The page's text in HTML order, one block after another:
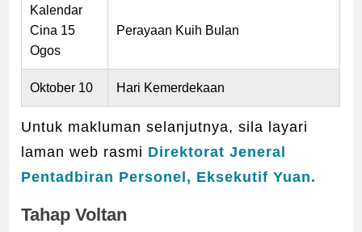
Kalendar
Cina 15
Ogos
Perayaan Kuih Bulan
Oktober 10 Hari Kemerdekaan
Untuk makluman selanjutnya, sila layari
laman web rasmi Direktorat Jeneral
Pentadbiran Personel, Eksekutif Yuan.
Tahap Voltan